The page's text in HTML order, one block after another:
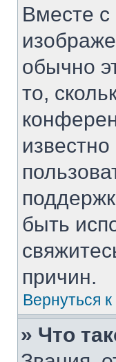
Вместе с
обычно
то,
быть
причин.
Вернуться
» Что